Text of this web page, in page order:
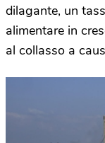
dilagante, un
alimentare in
al collasso a